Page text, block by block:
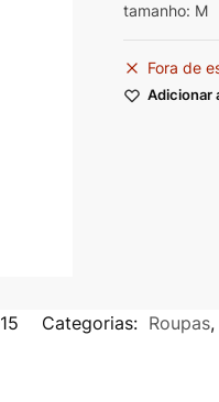
tamanho: M
Fora de
Adicionar
Categorias: Roupas,